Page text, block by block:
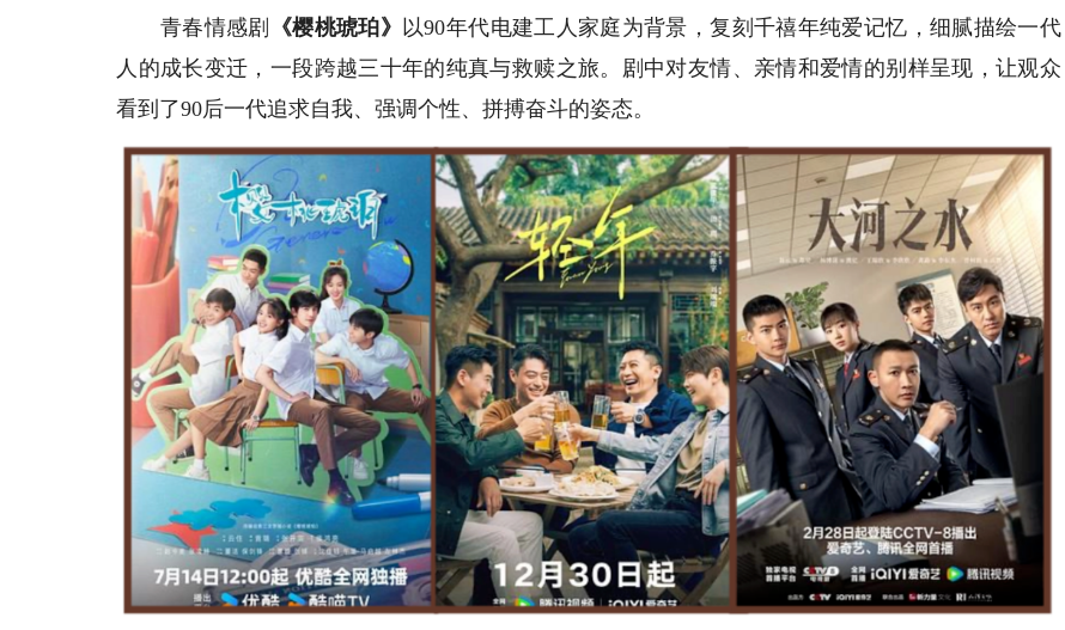
青春情感剧
《樱桃琥珀》 以90年代电建工人家庭为背景，复刻千禧年纯爱记忆，细腻描绘一代
人的成长变迁，一段跨越三十年的纯真与救赎之旅。剧中对友情、亲情和爱情的别样呈现，让观众
看到了90后一代追求自我、强调个性、拼搏奋斗的姿态。